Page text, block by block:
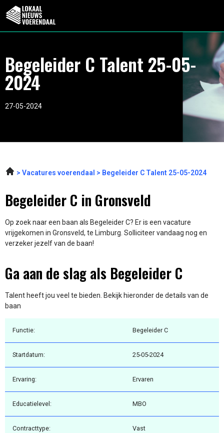
Begeleider C Talent 25-05-
2024
27-05-2024
Vacatures voerendaal Begeleider C Talent 25-05-2024
Begeleider C in Gronsveld
Op zoek naar een baan als Begeleider C? Er is een vacature
vrijgekomen in Gronsveld, te Limburg. Solliciteer vandaag nog en
verzeker jezelf van de baan!
Ga aan de slag als Begeleider C
Talent heeft jou veel te bieden. Bekijk hieronder de details van de
baan
Functie: Begeleider C
Startdatum: 25-05-2024
Ervaring: Ervaren
Educatielevel: MBO
Contracttype: Vast